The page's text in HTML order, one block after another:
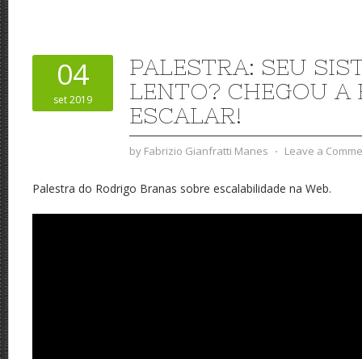
04
set 2019
PALESTRA: SEU
LENTO? CHEGOU A
ESCALAR!
by Fabrizio Gianfratti Manes ⋅ Leave a
Palestra do Rodrigo Branas sobre escalabilidade na Web.